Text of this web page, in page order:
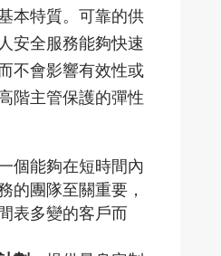
本特質。可靠的供
安全服務能夠快速
不會影響有效性或
階主管保護的彈性
個能夠在短時間內
的團隊至關重要，
表多變的客戶而